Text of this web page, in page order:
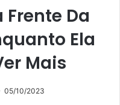
Da
Ela
Mais
05/10/2023